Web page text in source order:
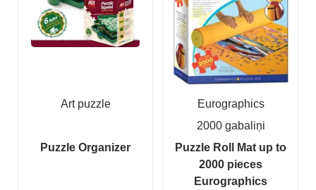
Art puzzle
Puzzle Organizer
Eurographics
2000 gabaliņi
Puzzle Roll Mat up to
2000 pieces
Eurographics